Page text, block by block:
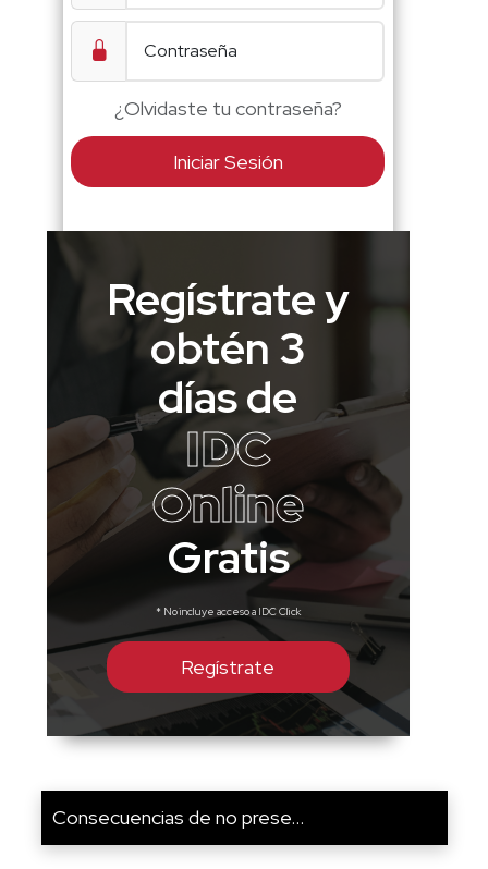
¿Olvidaste tu contraseña?
Iniciar Sesión
Regístrate y
obtén 3
días de
IDC
Online
Gratis
* No incluye acceso a IDC Click
Regístrate
Consecuencias de no prese...